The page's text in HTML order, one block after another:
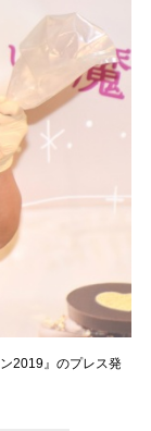
2019』のプレス発